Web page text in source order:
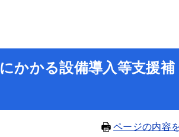
かかる設備導入等支援補
ページの内容